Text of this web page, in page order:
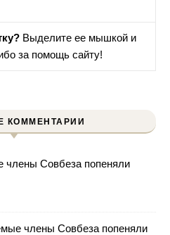
Выделите ее мышкой и
за помощь сайту!
КОММЕНТАРИИ
члены Совбеза попеняли
члены Совбеза попеняли